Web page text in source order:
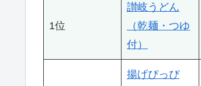
1位
讃岐うどん
（乾麺・つゆ
付）
揚げぴっぴ